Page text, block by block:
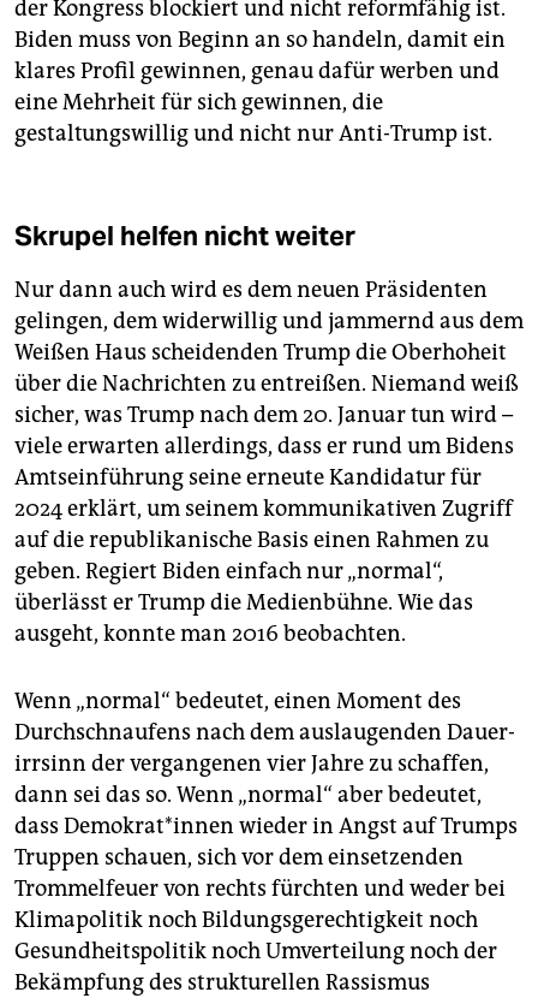
der Kongress blockiert und nicht reformfähig ist.
Biden muss von Beginn an so handeln, damit ein
klares Profil gewinnen, genau dafür werben und
eine Mehrheit für sich gewinnen, die
gestaltungswillig und nicht nur Anti-Trump ist.
Skrupel helfen nicht weiter
Nur dann auch wird es dem neuen Präsidenten
gelingen, dem widerwillig und jammernd aus dem
Weißen Haus scheidenden Trump die Oberhoheit
über die Nachrichten zu entreißen. Niemand weiß
sicher, was Trump nach dem 20. Januar tun wird –
viele erwarten allerdings, dass er rund um Bidens
Amtseinführung seine erneute Kandidatur für
2024 erklärt, um seinem kommunikativen Zugriff
auf die republikanische Basis einen Rahmen zu
geben. Regiert Biden einfach nur „normal“,
überlässt er Trump die Medienbühne. Wie das
ausgeht, konnte man 2016 beobachten.
Wenn „normal“ bedeutet, einen Moment des
Durchschnaufens nach dem auslaugenden Dauer­
irrsinn der vergangenen vier Jahre zu schaffen,
dann sei das so. Wenn „normal“ aber bedeutet,
dass Demokrat*innen wieder in Angst auf Trumps
Truppen schauen, sich vor dem einsetzenden
Trommelfeuer von rechts fürchten und weder bei
Klimapolitik noch Bildungsgerechtigkeit noch
Gesundheitspolitik noch Umverteilung noch der
Bekämpfung des strukturellen Rassismus